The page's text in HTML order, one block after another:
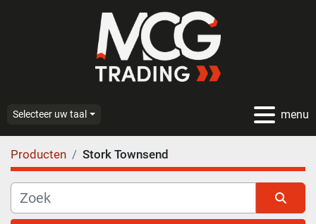
menu
Selecteer uw taal
Producten Stork Townsend